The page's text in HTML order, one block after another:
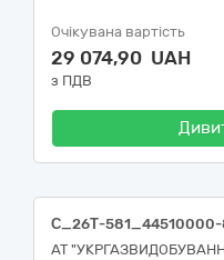
Очікувана вартість
29 074,90 UAH
з ПДВ
С_26Т-581_44510000-
АТ